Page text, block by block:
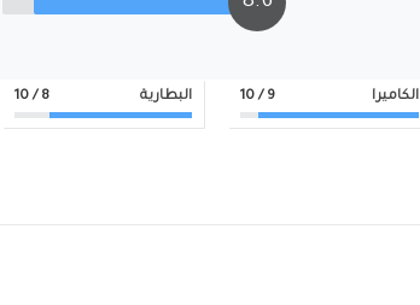
الكاميرا 9
/ 10 البطارية 8
/ 10